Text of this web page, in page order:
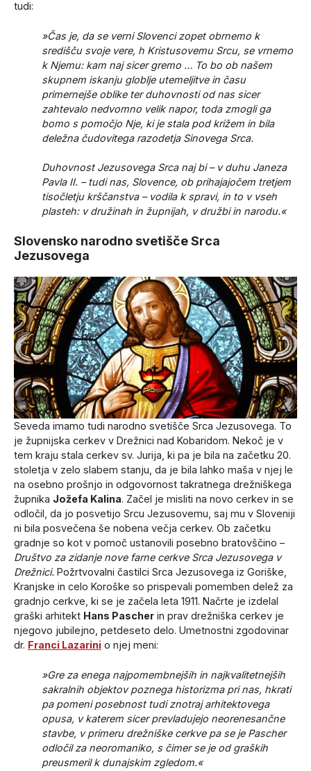
tudi:
»Čas je, da se verni Slovenci zopet obrnemo k
središču svoje vere, h Kristusovemu Srcu, se vrnemo
k Njemu: kam naj sicer gremo … To bo ob našem
skupnem iskanju globlje utemeljitve in času
primernejše oblike ter duhovnosti od nas sicer
zahtevalo nedvomno velik napor, toda zmogli ga
bomo s pomočjo Nje, ki je stala pod križem in bila
deležna čudovitega razodetja Sinovega Srca.
Duhovnost Jezusovega Srca naj bi – v duhu Janeza
Pavla II. – tudi nas, Slovence, ob prihajajočem tretjem
tisočletju krščanstva – vodila k spravi, in to v vseh
plasteh: v družinah in župnijah, v družbi in narodu.«
Slovensko narodno svetišče Srca
Jezusovega
Seveda imamo tudi narodno svetišče Srca Jezusovega. To
je župnijska cerkev v Drežnici nad Kobaridom. Nekoč je v
tem kraju stala cerkev sv. Jurija, ki pa je bila na začetku 20.
stoletja v zelo slabem stanju, da je bila lahko maša v njej le
na osebno prošnjo in odgovornost takratnega drežniškega
župnika Jožefa Kalina. Začel je misliti na novo cerkev in se
odločil, da jo posvetijo Srcu Jezusovemu, saj mu v Sloveniji
ni bila posvečena še nobena večja cerkev. Ob začetku
gradnje so kot v pomoč ustanovili posebno bratovščino –
Društvo za zidanje nove farne cerkve Srca Jezusovega v
Drežnici. Požrtvovalni častilci Srca Jezusovega iz Goriške,
Kranjske in celo Koroške so prispevali pomemben delež za
gradnjo cerkve, ki se je začela leta 1911. Načrte je izdelal
graški arhitekt Hans Pascher in prav drežniška cerkev je
njegovo jubilejno, petdeseto delo. Umetnostni zgodovinar
dr. Franci Lazarini o njej meni:
»Gre za enega najpomembnejših in najkvalitetnejših
sakralnih objektov poznega historizma pri nas, hkrati
pa pomeni posebnost tudi znotraj arhitektovega
opusa, v katerem sicer prevladujejo neorenesančne
stavbe, v primeru drežniške cerkve pa se je Pascher
odločil za neoromaniko, s čimer se je od graških
preusmeril k dunajskim zgledom.«